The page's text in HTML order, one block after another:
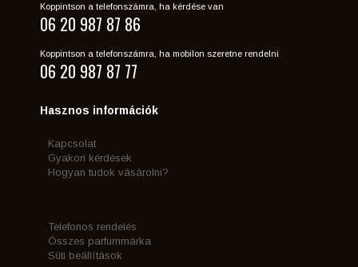
Koppintson a telefonszámra, ha kérdése van
06 20 987 87 86
Koppintson a telefonszámra, ha mobilon szeretne rendelni
06 20 987 87 77
Hasznos információk
Kapcsolat
Gyakori kérdések
Hogyan tudok vásárolni?
Telefonos rendelés
Összes parfummárka
Süti beállítások